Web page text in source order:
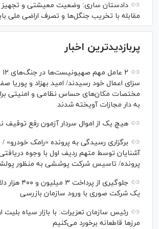
دادستان ساری: وضعیت معیشتی و تجهیز
مقابله با تخریب جنگل‌ها و تصرف اراضی ملی
پربازدیدترین اخبار
سزای اعمال خود رسیدند/ امید بهزاد و پوریا
مختصات مکان‌های حساس نظامی و امنیتی
به دار مجازات آویخته شدند
هیچ یک از اموال سردار آزمون رفع
برگزاری رسیدگی به پرونده «رامک خودرو»
آشنایان توسط متهم ردیف اول با وجوه
پرونده/ تاسیس شرکت پوششی به منظور
جلوگیری از
یک شرکت صوری با ورود سازمان بازرسی
رئیس سازمان تعزیرات: با بازار سیاه بلیت
مرز‌ها قاطعانه برخورد می‌کنیم